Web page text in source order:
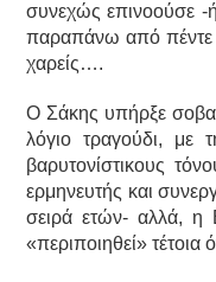
συνεχώς επινοούσε -
παραπάνω από πέντε
χαρείς….
Ο Σάκης υπήρξε
λόγιο τραγούδι, με
βαρυτονίστικους
ερμηνευτής και
σειρά ετών- αλλά, η
«περιποιηθεί» τέτοια